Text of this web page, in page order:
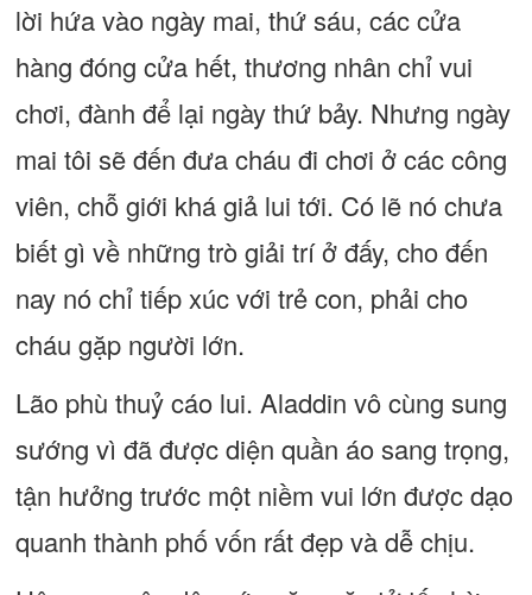
lời hứa vào ngày mai, thứ sáu, các cửa
hàng đóng cửa hết, thương nhân chỉ vui
chơi, đành để lại ngày thứ bảy. Nhưng ngày
mai tôi sẽ đến đưa cháu đi chơi ở các công
viên, chỗ giới khá giả lui tới. Có lẽ nó chưa
biết gì về những trò giải trí ở đấy, cho đến
nay nó chỉ tiếp xúc với trẻ con, phải cho
cháu gặp người lớn.
Lão phù thuỷ cáo lui. Aladdin vô cùng sung
sướng vì đã được diện quần áo sang trọng,
tận hưởng trước một niềm vui lớn được dạo
quanh thành phố vốn rất đẹp và dễ chịu.